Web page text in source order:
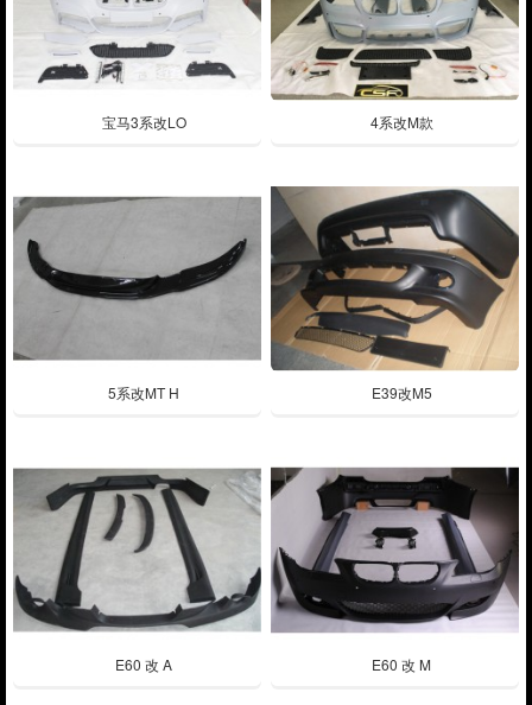
宝马3系改LO 4系改M款
5系改MT H E39改M5
E60 改 A E60 改 M